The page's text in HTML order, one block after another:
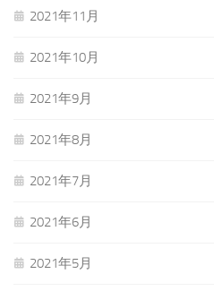
2021年11月
2021年10月
2021年9月
2021年8月
2021年7月
2021年6月
2021年5月